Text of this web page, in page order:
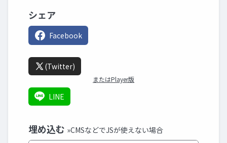
シェア
Facebook
(Twitter)
またはPlayer版
LINE
埋め込む »CMSなどでJSが使えない場合